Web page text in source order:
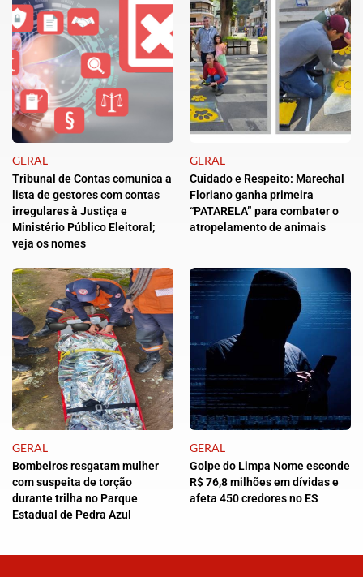
GERAL
Tribunal de Contas comunica a
lista de gestores com contas
irregulares à Justiça e
Ministério Público Eleitoral;
veja os nomes
GERAL
Cuidado e Respeito: Marechal
Floriano ganha primeira
“PATARELA” para combater o
atropelamento de animais
GERAL
Bombeiros resgatam mulher
com suspeita de torção
durante trilha no Parque
Estadual de Pedra Azul
GERAL
Golpe do Limpa Nome esconde
R$ 76,8 milhões em dívidas e
afeta 450 credores no ES